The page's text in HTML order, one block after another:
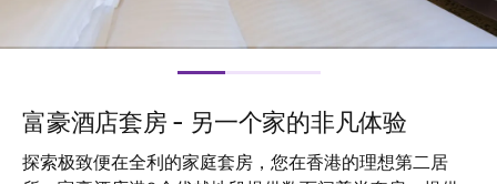
富豪酒店套房 - 另一个家的非凡体验
探索极致便在全利的家庭套房，您在香港的理想第二居